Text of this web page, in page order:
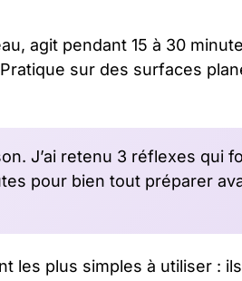
agit pendant 15 à 30
sur des surfaces
J’ai retenu 3 réflexes qui
pour bien tout préparer
les plus simples à utiliser :